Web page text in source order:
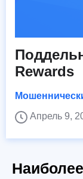
Rewards
Апрель 9,